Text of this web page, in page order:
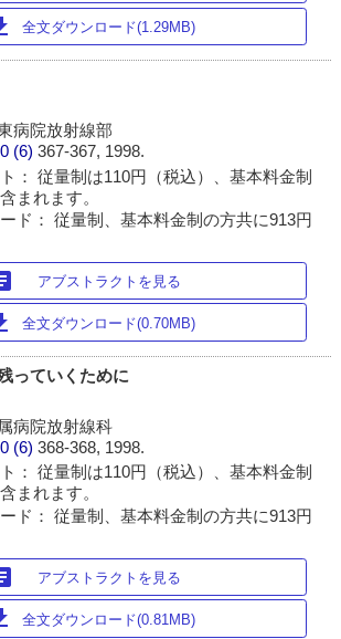
全文ダウンロード(1.29MB)
病院放射線部
(6)367-367, 1998.
： 従量制は110円（税込）、基本料金制
まれます。
ド： 従量制、基本料金制の方共に913円
アブストラクトを見る
全文ダウンロード(0.70MB)
っていくために
病院放射線科
(6)368-368, 1998.
： 従量制は110円（税込）、基本料金制
まれます。
ド： 従量制、基本料金制の方共に913円
アブストラクトを見る
全文ダウンロード(0.81MB)